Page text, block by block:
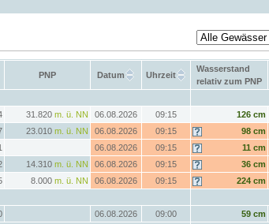
PNP Datum Uhrzeit
Wasserstand
relativ zum PNP
31.820 m. ü. NN 06.08.2026 09:15 126 cm
23.010 m. ü. NN 06.08.2026 09:15 98 cm
06.08.2026 09:15
11 cm
14.310 m. ü. NN 06.08.2026 09:15 36 cm
8.000 m. ü. NN 06.08.2026 09:15 224 cm
06.08.2026 09:00
59 cm